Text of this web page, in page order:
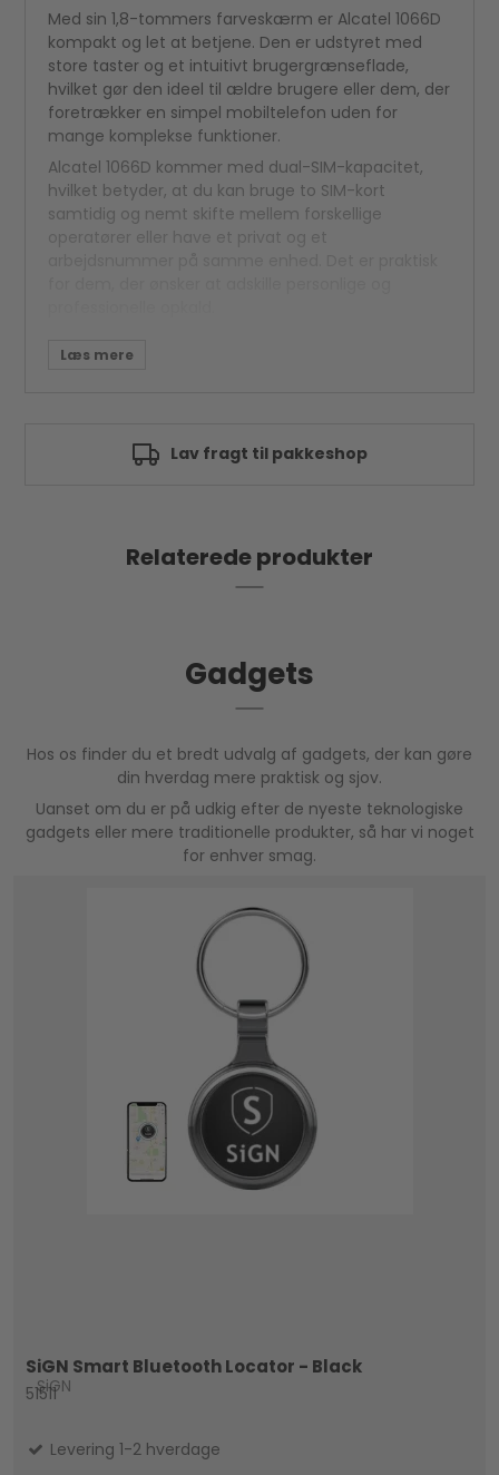
Med sin 1,8-tommers farveskærm er Alcatel 1066D
kompakt og let at betjene. Den er udstyret med
store taster og et intuitivt brugergrænseflade,
hvilket gør den ideel til ældre brugere eller dem, der
foretrækker en simpel mobiltelefon uden for
mange komplekse funktioner.
Alcatel 1066D kommer med dual-SIM-kapacitet,
hvilket betyder, at du kan bruge to SIM-kort
samtidig og nemt skifte mellem forskellige
operatører eller have et privat og et
en pålidelig enhed. Den har en lang batterilevetid,
nødsituationer.
en sjov funktion at have til at fange øjeblikke
Godkendt af e-mærket
Relaterede produkter
Gadgets
Hos os finder du et bredt udvalg af gadgets, der kan gøre
din hverdag mere praktisk og sjov.
Uanset om du er på udkig efter de nyeste teknologiske
gadgets eller mere traditionelle produkter, så har vi noget
for enhver smag.
SiGN Smart Bluetooth Locator - Black
SiGN
51511
Levering 1-2 hverdage